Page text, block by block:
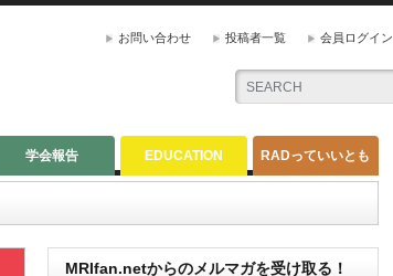
お問い合わせ 投稿者一覧 会員ログイン
学会報告 EDUCATION RADっていいとも
MRIfan.netからのメルマガを受け取る！